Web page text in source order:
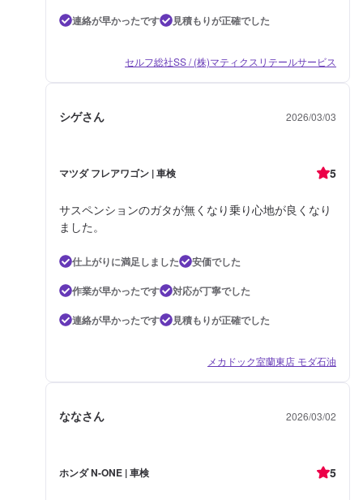
連絡が早かったです
見積もりが正確でした
セルフ総社SS / (株)マティクスリテールサービス
シゲさん 2026/03/03
マツダ フレアワゴン | 車検 5
サスペンションのガタが無くなり乗り心地が良くなり
ました。
仕上がりに満足しました
安価でした
作業が早かったです
対応が丁寧でした
連絡が早かったです
見積もりが正確でした
メカドック室蘭東店 モダ石油
ななさん 2026/03/02
ホンダ N-ONE | 車検 5